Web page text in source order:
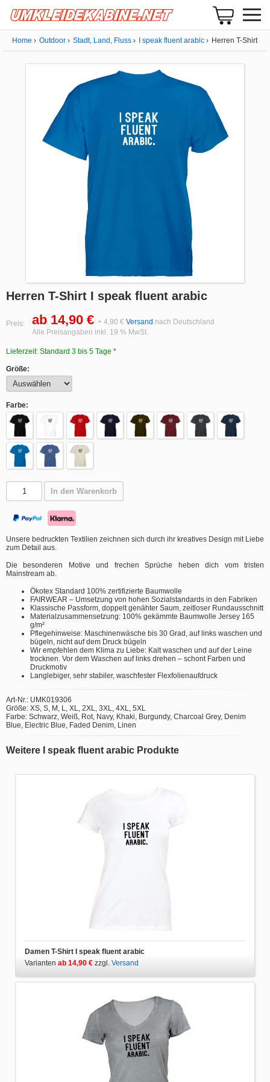
Home Outdoor Stadt, Land, Fluss I speak fluent arabic Herren T-Shirt
Herren T-Shirt I speak fluent arabic
Preis: ab 14,90 € + 4,90 € Versand nach Deutschland
Alle Preisangaben inkl. 19 % MwSt.
Lieferzeit: Standard 3 bis 5 Tage *
Größe:
Farbe:
In den Warenkorb
Unsere bedruckten Textilien zeichnen sich durch ihr kreatives Design mit Liebe
zum Detail aus.
Die besonderen Motive und frechen Sprüche heben dich vom tristen
Mainstream ab.
Ökotex Standard 100% zertifizierte Baumwolle
FAIRWEAR – Umsetzung von hohen Sozialstandards in den Fabriken
Klassische Passform, doppelt genähter Saum, zeitloser Rundausschnitt
Materialzusammensetzung: 100% gekämmte Baumwolle Jersey 165
g/m²
Pflegehinweise: Maschinenwäsche bis 30 Grad, auf links waschen und
bügeln, nicht auf dem Druck bügeln
Wir empfehlen dem Klima zu Liebe: Kalt waschen und auf der Leine
trocknen. Vor dem Waschen auf links drehen – schont Farben und
Druckmotiv
Langlebiger, sehr stabiler, waschfester Flexfolienaufdruck
Art-Nr.: UMK019306
Größe: XS, S, M, L, XL, 2XL, 3XL, 4XL, 5XL
Farbe: Schwarz, Weiß, Rot, Navy, Khaki, Burgundy, Charcoal Grey, Denim
Blue, Electric Blue, Faded Denim, Linen
Weitere I speak fluent arabic Produkte
Damen T-Shirt I speak fluent arabic
Varianten ab 14,90 € zzgl. Versand